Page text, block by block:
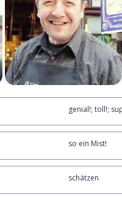
genial!; toll!;
so ein Mist!
schätzen